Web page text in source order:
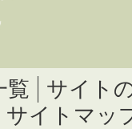
覧
サイト
サイトマッ